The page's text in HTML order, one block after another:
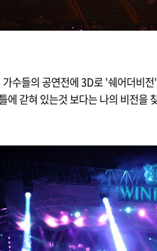
수들의 공연전에 3D로 '쉐어더비
에 갇혀 있는것 보다는 나의 비전을